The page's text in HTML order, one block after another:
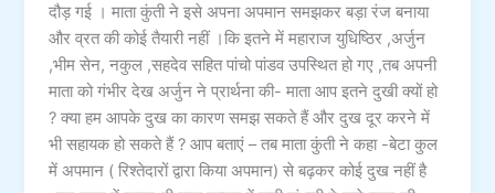
दौड़ गई । माता कुंती ने इसे अपना अपमान समझकर बड़ा रंज बनाया
और व्रत की कोई तैयारी नहीं ।कि इतने में महाराज युधिष्ठिर ,अर्जुन
,भीम सेन, नकुल ,सहदेव सहित पांचो पांडव उपस्थित हो गए ,तब अपनी
माता को गंभीर देख अर्जुन ने प्रार्थना की- माता आप इतने दुखी क्यों हो
? क्या हम आपके दुख का कारण समझ सकते हैं और दुख दूर करने में
भी सहायक हो सकते हैं ? आप बताएं – तब माता कुंती ने कहा -बेटा कुल
में अपमान ( रिश्तेदारों द्वारा किया अपमान) से बढ़कर कोई दुख नहीं है